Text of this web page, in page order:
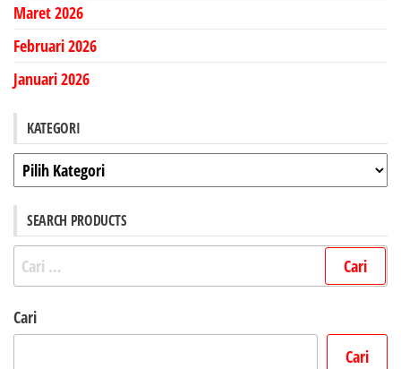
Maret 2026
Februari 2026
Januari 2026
KATEGORI
Kategori
SEARCH PRODUCTS
Cari
untuk:
Cari
Cari